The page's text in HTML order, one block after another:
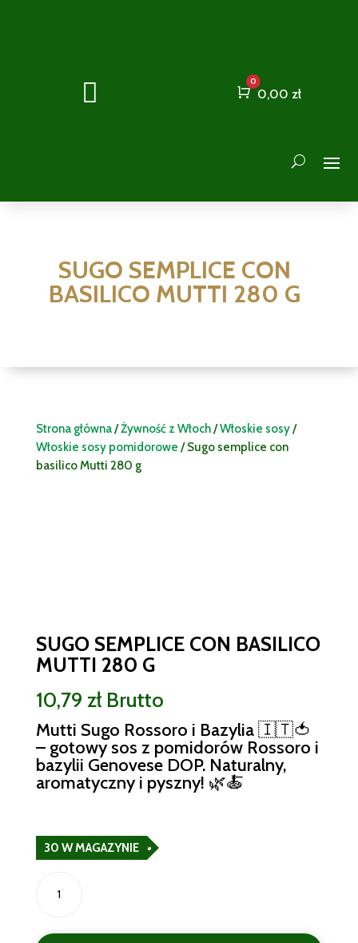
 Cart
0
0,00 zł
SUGO SEMPLICE CON
BASILICO MUTTI 280 G
Strona główna/Żywność z Włoch/Włoskie sosy/
Włoskie sosy pomidorowe / Sugo semplice con
basilico Mutti 280 g
SUGO SEMPLICE CON BASILICO
MUTTI 280 G
10,79 zł Brutto
Mutti Sugo Rossoro i Bazylia 🇮🇹🍅
– gotowy sos z pomidorów Rossoro i
bazylii Genovese DOP. Naturalny,
aromatyczny i pyszny! 🌿🍝
30 W MAGAZYNIE
Sugo
con